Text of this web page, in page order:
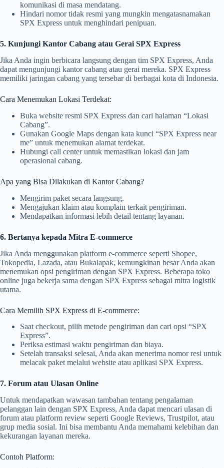
komunikasi di masa mendatang.
Hindari nomor tidak resmi yang mungkin mengatasnamakan
SPX Express untuk menghindari penipuan.
5. Kunjungi Kantor Cabang atau Gerai SPX Express
Jika Anda ingin berbicara langsung dengan tim SPX Express, Anda
dapat mengunjungi kantor cabang atau gerai mereka. SPX Express
memiliki jaringan cabang yang tersebar di berbagai kota di Indonesia.
Cara Menemukan Lokasi Terdekat:
Buka website resmi SPX Express dan cari halaman “Lokasi
Cabang”.
Gunakan Google Maps dengan kata kunci “SPX Express near
me” untuk menemukan alamat terdekat.
Hubungi call center untuk memastikan lokasi dan jam
operasional cabang.
Apa yang Bisa Dilakukan di Kantor Cabang?
Mengirim paket secara langsung.
Mengajukan klaim atau komplain terkait pengiriman.
Mendapatkan informasi lebih detail tentang layanan.
6. Bertanya kepada Mitra E-commerce
Jika Anda menggunakan platform e-commerce seperti Shopee,
Tokopedia, Lazada, atau Bukalapak, kemungkinan besar Anda akan
menemukan opsi pengiriman dengan SPX Express. Beberapa toko
online juga bekerja sama dengan SPX Express sebagai mitra logistik
utama.
Cara Memilih SPX Express di E-commerce:
Saat checkout, pilih metode pengiriman dan cari opsi “SPX
Express”.
Periksa estimasi waktu pengiriman dan biaya.
Setelah transaksi selesai, Anda akan menerima nomor resi untuk
melacak paket melalui website atau aplikasi SPX Express.
7. Forum atau Ulasan Online
Untuk mendapatkan wawasan tambahan tentang pengalaman
pelanggan lain dengan SPX Express, Anda dapat mencari ulasan di
forum atau platform review seperti Google Reviews, Trustpilot, atau
grup media sosial. Ini bisa membantu Anda memahami kelebihan dan
kekurangan layanan mereka.
Contoh Platform: